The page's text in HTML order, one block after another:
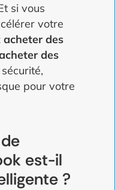
si vous
votre
acheter des
des
pour votre
est-il
?